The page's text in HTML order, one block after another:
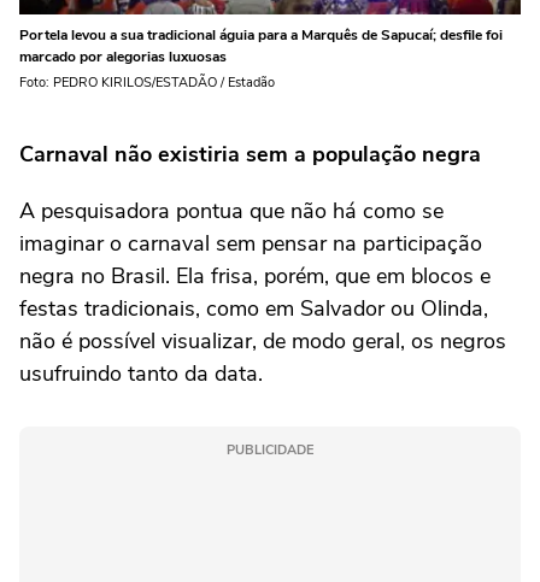
Portela levou a sua tradicional águia para a Marquês de Sapucaí; desfile foi
marcado por alegorias luxuosas
Foto: PEDRO KIRILOS/ESTADÃO / Estadão
Carnaval não existiria sem a população negra
A pesquisadora pontua que não há como se
imaginar o carnaval sem pensar na participação
negra no Brasil. Ela frisa, porém, que em blocos e
festas tradicionais, como em Salvador ou Olinda,
não é possível visualizar, de modo geral, os negros
usufruindo tanto da data.
PUBLICIDADE